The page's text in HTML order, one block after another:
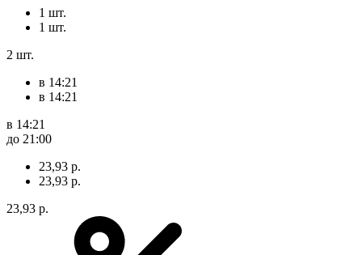
1 шт.
1 шт.
2 шт.
в 14:21
в 14:21
в 14:21
до 21:00
23,93 р.
23,93 р.
23,93 р.